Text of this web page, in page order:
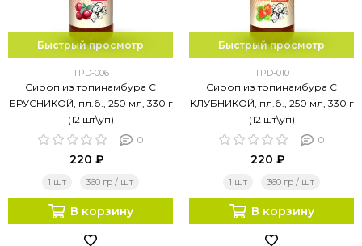
Быстрый просмотр
TPD-006
Сироп из топинамбура С
БРУСНИКОЙ, пл.б., 250 мл, 330 г
(12 шт\уп)
0
220 ₽
1 шт 360 гр / шт
В корзину
Быстрый просмотр
TPD-010
Сироп из топинамбура С
КЛУБНИКОЙ, пл.б., 250 мл, 330 г
(12 шт\уп)
0
220 ₽
1 шт 360 гр / шт
В корзину